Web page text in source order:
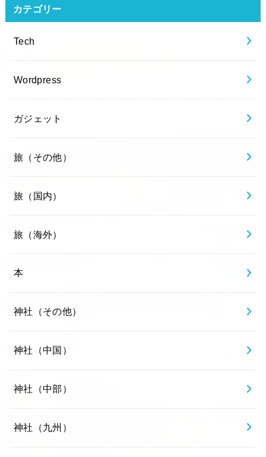
カテゴリー
Tech
Wordpress
ガジェット
旅（その他）
旅（国内）
旅（海外）
本
神社（その他）
神社（中国）
神社（中部）
神社（九州）